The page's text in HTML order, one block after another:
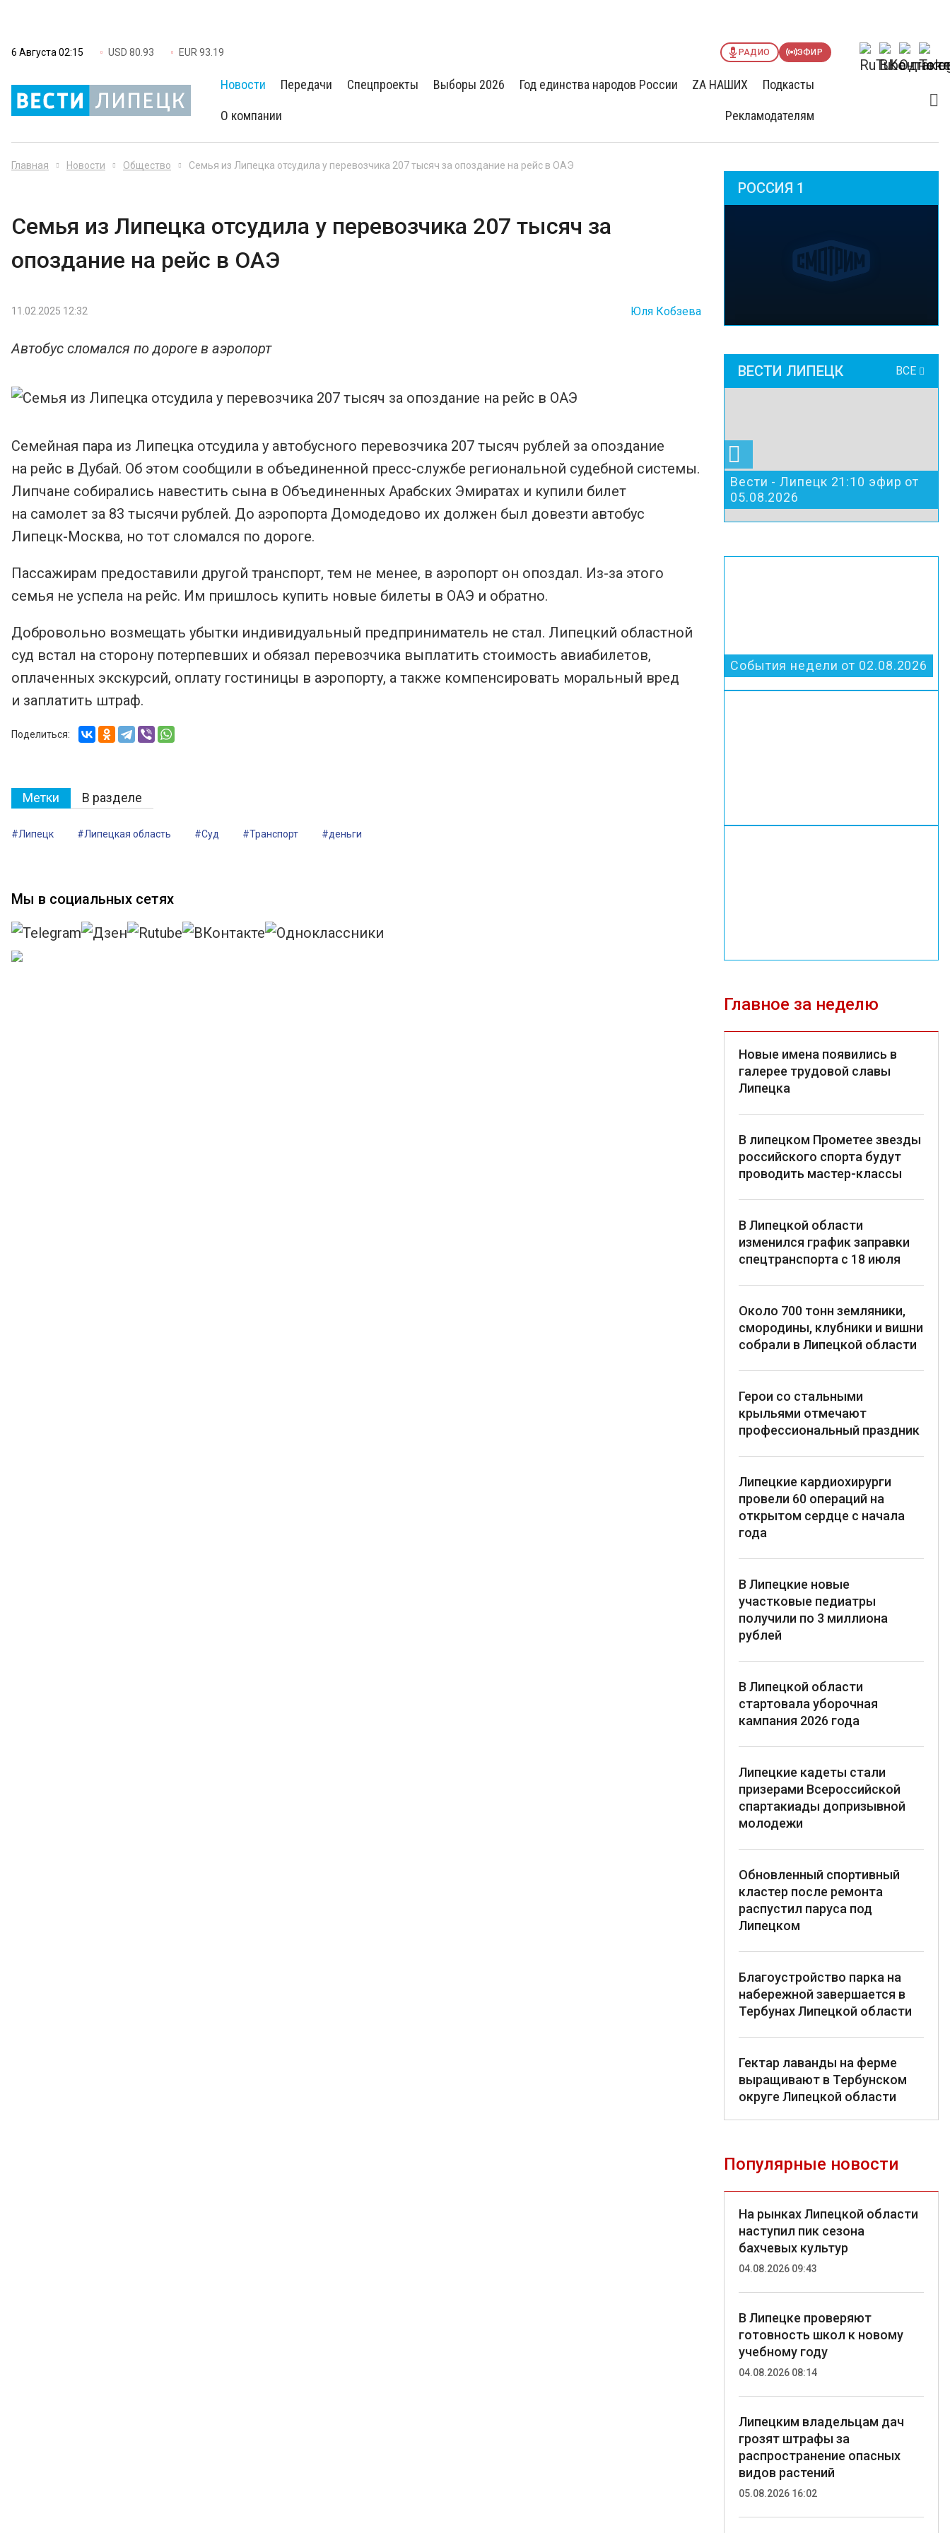
6 Августа 02:15 USD 80.93 EUR 93.19 РАДИО ЭФИР
Новости Передачи Спецпроекты Выборы 2026 Год единства народов России ZА НАШИХ Подкасты
О компании Рекламодателям
Главная Новости Общество Семья из Липецка отсудила у перевозчика 207 тысяч за опоздание на рейс в ОАЭ
Семья из Липецка отсудила у перевозчика 207 тысяч за
опоздание на рейс в ОАЭ
11.02.2025 12:32 Юля Кобзева
Автобус сломался по дороге в аэропорт
Семейная пара из Липецка отсудила у автобусного перевозчика 207 тысяч рублей за опоздание
на рейс в Дубай. Об этом сообщили в объединенной пресс-службе региональной судебной системы.
Липчане собирались навестить сына в Объединенных Арабских Эмиратах и купили билет
на самолет за 83 тысячи рублей. До аэропорта Домодедово их должен был довезти автобус
Липецк-Москва, но тот сломался по дороге.
Пассажирам предоставили другой транспорт, тем не менее, в аэропорт он опоздал. Из-за этого
семья не успела на рейс. Им пришлось купить новые билеты в ОАЭ и обратно.
Добровольно возмещать убытки индивидуальный предприниматель не стал. Липецкий областной
суд встал на сторону потерпевших и обязал перевозчика выплатить стоимость авиабилетов,
оплаченных экскурсий, оплату гостиницы в аэропорту, а также компенсировать моральный вред
и заплатить штраф.
Поделиться:
Метки В разделе
#Липецк #Липецкая область #Суд #Транспорт #деньги
Мы в социальных сетях
РОССИЯ 1
ВЕСТИ ЛИПЕЦК ВСЕ
Вести - Липецк 21:10 эфир от
05.08.2026
События недели от 02.08.2026
Главное за неделю
Новые имена появились в
галерее трудовой славы
Липецка
В липецком Прометее звезды
российского спорта будут
проводить мастер-классы
В Липецкой области
изменился график заправки
спецтранспорта с 18 июля
Около 700 тонн земляники,
смородины, клубники и вишни
собрали в Липецкой области
Герои со стальными
крыльями отмечают
профессиональный праздник
Липецкие кардиохирурги
провели 60 операций на
открытом сердце с начала
года
В Липецкие новые
участковые педиатры
получили по 3 миллиона
рублей
В Липецкой области
стартовала уборочная
кампания 2026 года
Липецкие кадеты стали
призерами Всероссийской
спартакиады допризывной
молодежи
Обновленный спортивный
кластер после ремонта
распустил паруса под
Липецком
Благоустройство парка на
набережной завершается в
Тербунах Липецкой области
Гектар лаванды на ферме
выращивают в Тербунском
округе Липецкой области
Популярные новости
На рынках Липецкой области
наступил пик сезона
бахчевых культур
04.08.2026 09:43
В Липецке проверяют
готовность школ к новому
учебному году
04.08.2026 08:14
Липецким владельцам дач
грозят штрафы за
распространение опасных
видов растений
05.08.2026 16:02